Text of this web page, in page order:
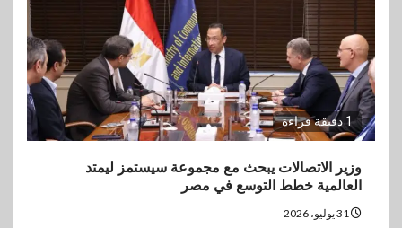
1 دقيقة قراءة
وزير الاتصالات يبحث مع مجموعة سيستمز ليمتد
العالمية خطط التوسع في مصر